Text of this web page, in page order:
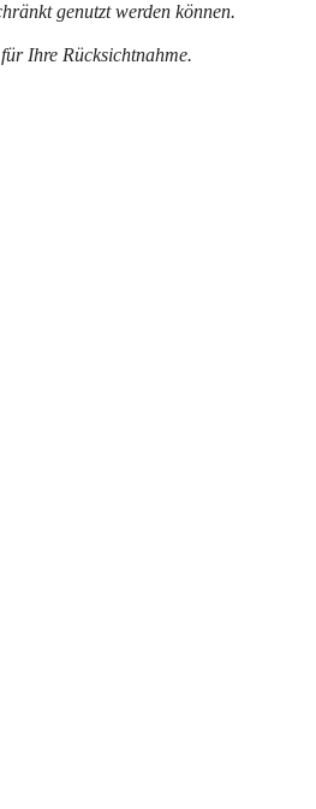
genutzt werden können.
Ihre Rücksichtnahme.